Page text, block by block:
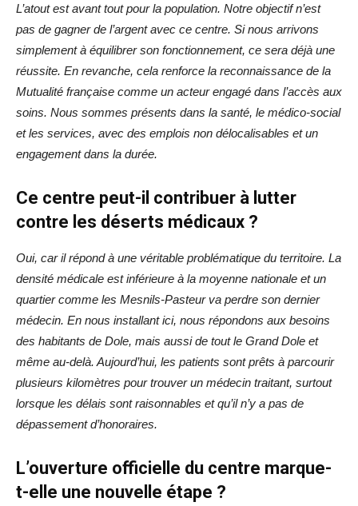
L’atout est avant tout pour la population. Notre objectif n’est
pas de gagner de l’argent avec ce centre. Si nous arrivons
simplement à équilibrer son fonctionnement, ce sera déjà une
réussite. En revanche, cela renforce la reconnaissance de la
Mutualité française comme un acteur engagé dans l’accès aux
soins. Nous sommes présents dans la santé, le médico-social
et les services, avec des emplois non délocalisables et un
engagement dans la durée.
Ce centre peut-il contribuer à lutter
contre les déserts médicaux ?
Oui, car il répond à une véritable problématique du territoire. La
densité médicale est inférieure à la moyenne nationale et un
quartier comme les Mesnils-Pasteur va perdre son dernier
médecin. En nous installant ici, nous répondons aux besoins
des habitants de Dole, mais aussi de tout le Grand Dole et
même au-delà. Aujourd’hui, les patients sont prêts à parcourir
plusieurs kilomètres pour trouver un médecin traitant, surtout
lorsque les délais sont raisonnables et qu’il n’y a pas de
dépassement d’honoraires.
L’ouverture officielle du centre marque-
t-elle une nouvelle étape ?